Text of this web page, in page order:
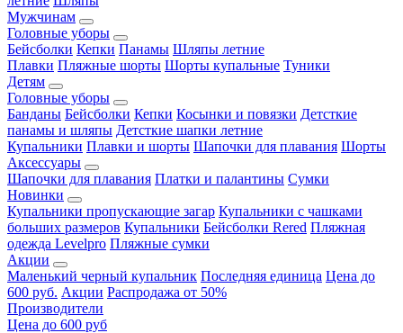
Мужчинам
Головные уборы
Бейсболки Кепки Панамы Шляпы летние
Плавки Пляжные шорты Шорты купальные Туники
Детям
Головные уборы
Банданы Бейсболки Кепки Косынки и повязки Детсткие
панамы и шляпы Детсткие шапки летние
Купальники Плавки и шорты Шапочки для плавания Шорты
Аксессуары
Шапочки для плавания Платки и палантины Сумки
Новинки
Купальники пропускающие загар Купальники с чашками
больших размеров Купальники Бейсболки Rered Пляжная
одежда Levelpro Пляжные сумки
Акции
Маленький черный купальник Последняя единица Цена до
600 руб. Акции Распродажа от 50%
Производители
Цена до 600 руб